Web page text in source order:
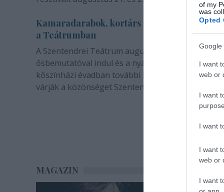
of my
was
Opted
Google
I want
web or
I want
I want
I want
web or
I want
Kamaradarabok, kortárs drámák,
a Teátrumban
A Szentendrei Teátrum augusztusban két
ősbemutatóval indul és a nyár végével sem zárul.
kőszínházi évadban további bemutatók és
várják a közönséget Szentendrén.
MAGAZIN